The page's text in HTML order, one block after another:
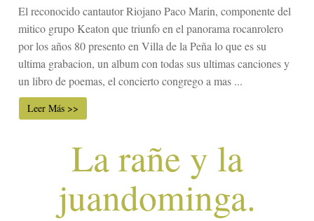
El reconocido cantautor Riojano Paco Marin, componente del
mitico grupo Keaton que triunfo en el panorama rocanrolero
por los años 80 presento en Villa de la Peña lo que es su
ultima grabacion, un album con todas sus ultimas canciones y
un libro de poemas, el concierto congrego a mas ...
Leer Más >>
La rañe y la
juandominga.